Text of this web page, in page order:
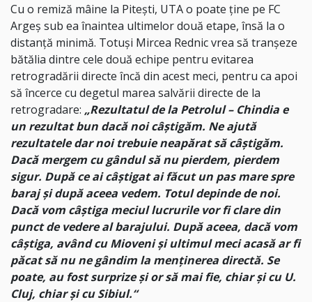
Cu o remiză mâine la Pitești, UTA o poate ține pe FC
Argeș sub ea înaintea ultimelor două etape, însă la o
distanță minimă. Totuși Mircea Rednic vrea să tranșeze
bătălia dintre cele două echipe pentru evitarea
retrogradării directe încă din acest meci, pentru ca apoi
să încerce cu degetul marea salvării directe de la
retrogradare: „Rezultatul de la Petrolul – Chindia e
un rezultat bun dacă noi câștigăm. Ne ajută
rezultatele dar noi trebuie neapărat să câștigăm.
Dacă mergem cu gândul să nu pierdem, pierdem
sigur. După ce ai câștigat ai făcut un pas mare spre
baraj și după aceea vedem. Totul depinde de noi.
Dacă vom câștiga meciul lucrurile vor fi clare din
punct de vedere al barajului. După aceea, dacă vom
câștiga, având cu Mioveni și ultimul meci acasă ar fi
păcat să nu ne gândim la menținerea directă. Se
poate, au fost surprize și or să mai fie, chiar și cu U.
Cluj, chiar și cu Sibiul.“